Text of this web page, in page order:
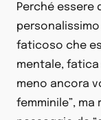
Perché essere
faticoso che
mentale, fatica
meno ancora
femminile”,